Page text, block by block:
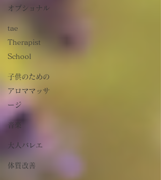
オプショナル
tae
Therapist
School
子供のための
アロママッサ
ージ
音楽
大人バレエ
体質改善